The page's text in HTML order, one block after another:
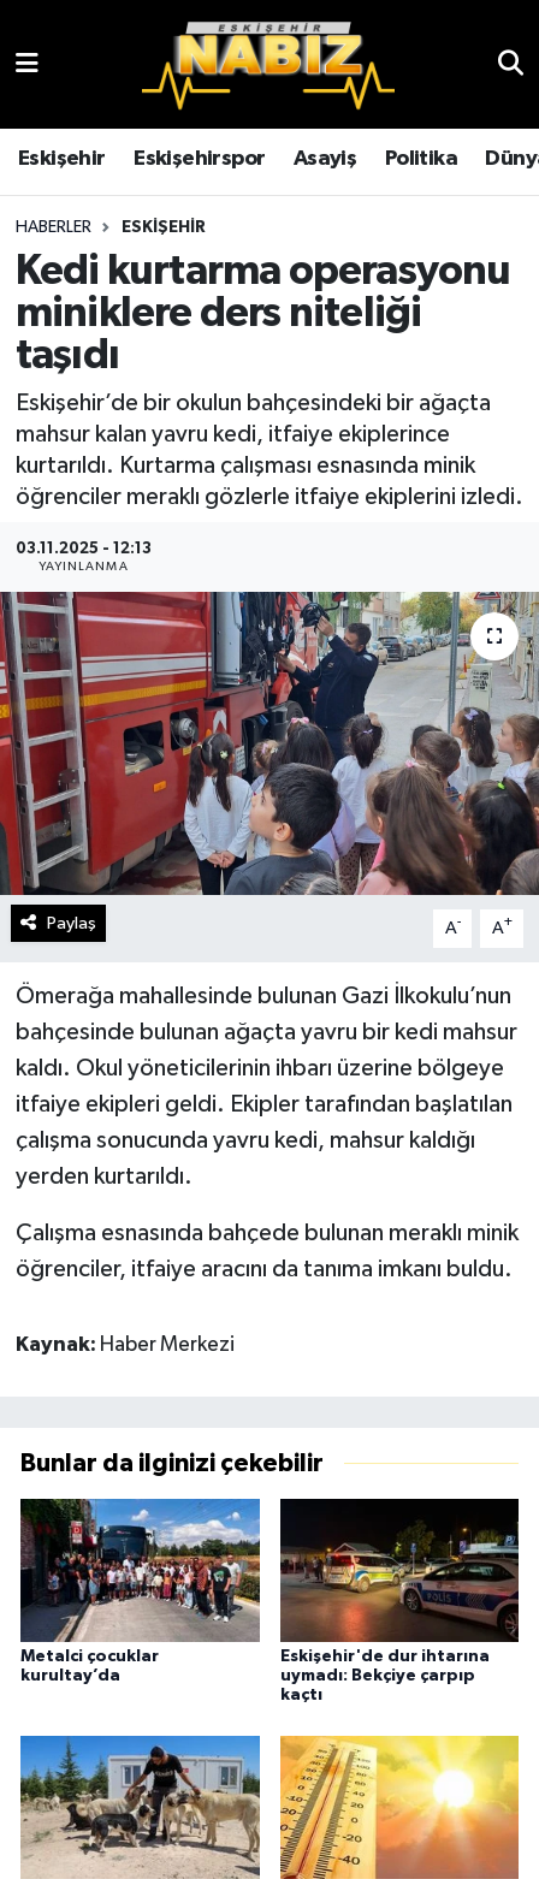
Eskişehir Eskişehirspor Asayiş Politika
HABERLER ESKIŞEHIR
Kedi kurtarma operasyonu
miniklere ders niteliği
taşıdı
Eskişehir’de bir okulun bahçesindeki bir ağaçta
mahsur kalan yavru kedi, itfaiye ekiplerince
kurtarıldı. Kurtarma çalışması esnasında minik
öğrenciler meraklı gözlerle itfaiye ekiplerini izledi.
03.11.2025 - 12:13
YAYINLANMA
Paylaş A- A+
Ömerağa mahallesinde bulunan Gazi İlkokulu’nun
bahçesinde bulunan ağaçta yavru bir kedi mahsur
kaldı. Okul yöneticilerinin ihbarı üzerine bölgeye
itfaiye ekipleri geldi. Ekipler tarafından başlatılan
çalışma sonucunda yavru kedi, mahsur kaldığı
yerden kurtarıldı.
Çalışma esnasında bahçede bulunan meraklı minik
öğrenciler, itfaiye aracını da tanıma imkanı buldu.
Kaynak: Haber Merkezi
Bunlar da ilginizi çekebilir
Metalci çocuklar
kurultay’da
Eskişehir'de dur ihtarına
uymadı: Bekçiye çarpıp
kaçtı
Çevre
Eğitim
Ekonomi
Eskişehir
Eskişehirspor
Kültür Sanat
Magazin
Politika
Sağlık
Spor
Yaşam
Yurttan
Eskişehir Hava Durumu
Eskişehir Trafik Yoğunluk Haritası
TFF 3.Lig 4.Grup Puan Durumu ve Fikstür
Tüm Manşetler
Son Dakika Haberleri
Haber Arşivi